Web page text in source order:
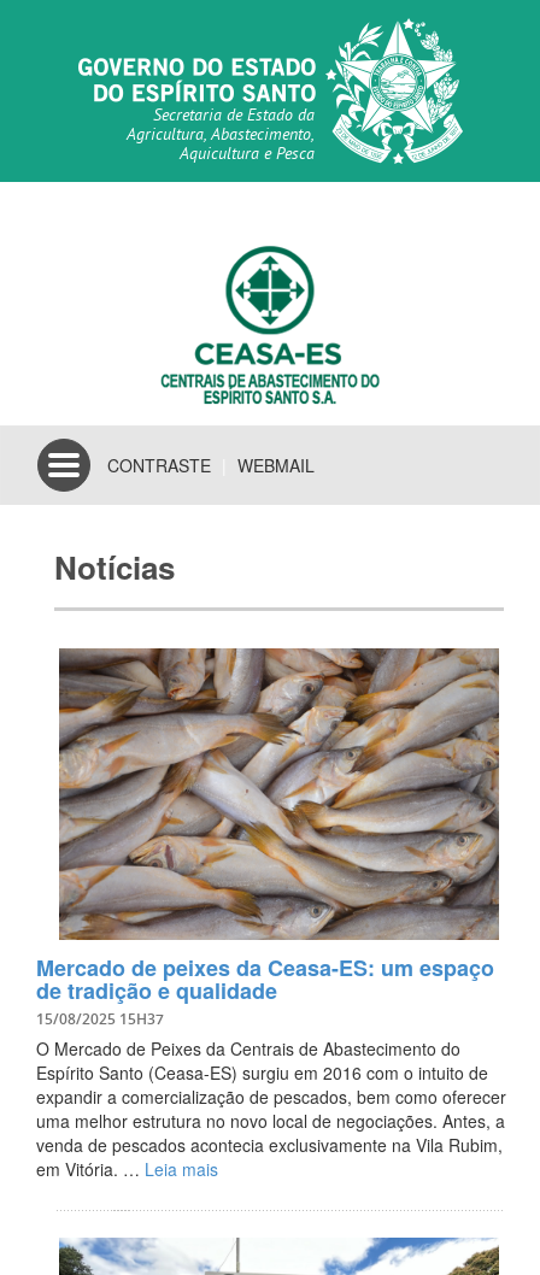
Secretaria de Estado da
Agricultura, Abastecimento,
Aquicultura e Pesca
Toggle
navigation
CONTRASTE WEBMAIL
Notícias
Mercado de peixes da Ceasa-ES: um espaço
de tradição e qualidade
15/08/2025 15H37
O Mercado de Peixes da Centrais de Abastecimento do
Espírito Santo (Ceasa-ES) surgiu em 2016 com o intuito de
expandir a comercialização de pescados, bem como oferecer
uma melhor estrutura no novo local de negociações. Antes, a
venda de pescados acontecia exclusivamente na Vila Rubim,
em Vitória. … Leia mais